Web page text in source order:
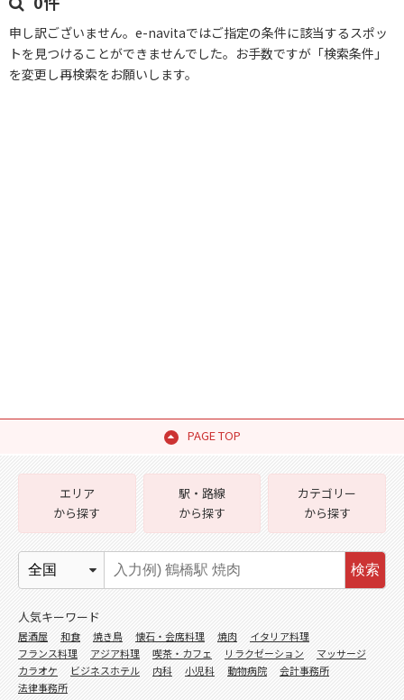
申し訳ございません。e-navitaではご指定の条件に該当するスポッ
トを見つけることができませんでした。お手数ですが「検索条件」
を変更し再検索をお願いします。
PAGE TOP
エリア
から探す
駅・路線
から探す
カテゴリー
から探す
検索
人気キーワード
居酒屋 和食 焼き鳥 懐石・会席料理 焼肉
イタリア料理
フランス料理
アジア料理 喫茶・カフェ リラクゼーション
マッサージ
カラオケ
ビジネスホテル 内科 小児科 動物病院
会計事務所
法律事務所